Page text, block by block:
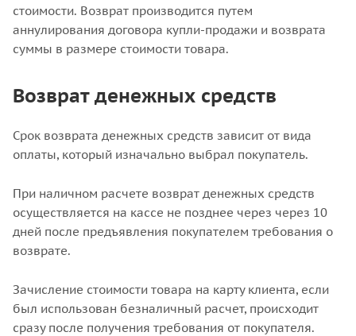
стоимости. Возврат производится путем
аннулирования договора купли-продажи и возврата
суммы в размере стоимости товара.
Возврат денежных средств
Срок возврата денежных средств зависит от вида
оплаты, который изначально выбрал покупатель.
При наличном расчете возврат денежных средств
осуществляется на кассе не позднее через через 10
дней после предъявления покупателем требования о
возврате.
Зачисление стоимости товара на карту клиента, если
был использован безналичный расчет, происходит
сразу после получения требования от покупателя.